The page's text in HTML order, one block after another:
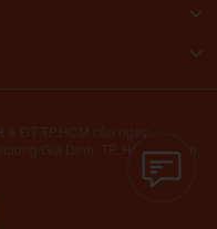
Gia Định, TP. Hồ Chí Minh,